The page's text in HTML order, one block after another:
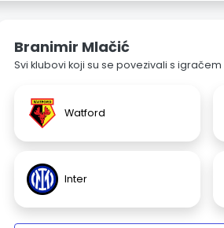
Branimir Mlačić
Svi klubovi koji su se povezivali s igračem
Watford
Inter